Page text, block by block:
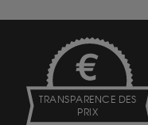
TRANSPARENCE DES
PRIX